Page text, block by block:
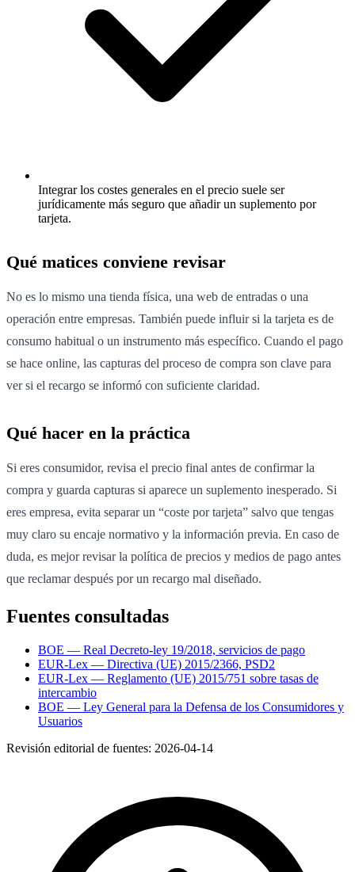
Integrar los costes generales en el precio suele ser
jurídicamente más seguro que añadir un suplemento por
tarjeta.
Qué matices conviene revisar
No es lo mismo una tienda física, una web de entradas o una
operación entre empresas. También puede influir si la tarjeta es de
consumo habitual o un instrumento más específico. Cuando el pago
se hace online, las capturas del proceso de compra son clave para
ver si el recargo se informó con suficiente claridad.
Qué hacer en la práctica
Si eres consumidor, revisa el precio final antes de confirmar la
compra y guarda capturas si aparece un suplemento inesperado. Si
eres empresa, evita separar un “coste por tarjeta” salvo que tengas
muy claro su encaje normativo y la información previa. En caso de
duda, es mejor revisar la política de precios y medios de pago antes
que reclamar después por un recargo mal diseñado.
Fuentes consultadas
BOE — Real Decreto-ley 19/2018, servicios de pago
EUR-Lex — Directiva (UE) 2015/2366, PSD2
EUR-Lex — Reglamento (UE) 2015/751 sobre tasas de
intercambio
BOE — Ley General para la Defensa de los Consumidores y
Usuarios
Revisión editorial de fuentes: 2026-04-14